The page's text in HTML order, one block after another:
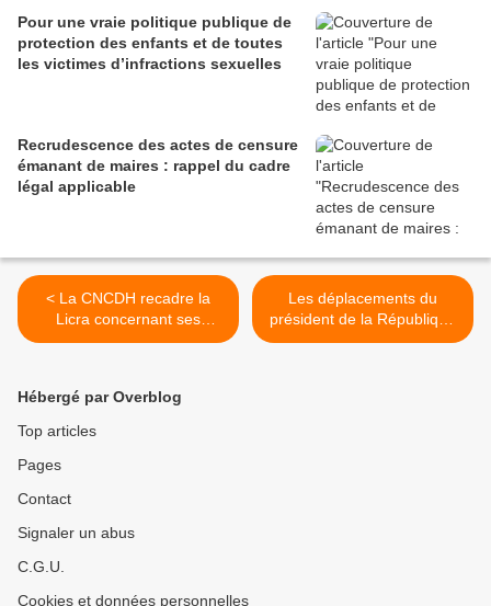
Pour une vraie politique publique de
protection des enfants et de toutes
les victimes d’infractions sexuelles
Recrudescence des actes de censure
émanant de maires : rappel du cadre
légal applicable
< La CNCDH recadre la
Licra concernant ses
attaques discréditant
Les déplacements du
président de la République
ne justifient pas de porter
Hébergé par Overblog
Top articles
Pages
Contact
Signaler un abus
C.G.U.
Cookies et données personnelles